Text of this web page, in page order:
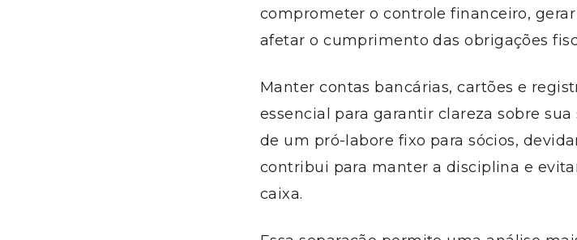
comprometer o controle financeiro,
afetar o cumprimento das obrigações
Manter contas bancárias, cartões e
essencial para garantir clareza sobre
de um pró-labore fixo para sócios,
contribui para manter a disciplina e
caixa.